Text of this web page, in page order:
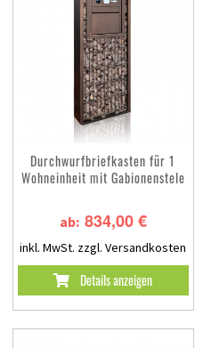
Durchwurfbriefkasten für 1
Wohneinheit mit Gabionenstele
ab: 834,00 €
inkl. MwSt. zzgl. Versandkosten
Details anzeigen